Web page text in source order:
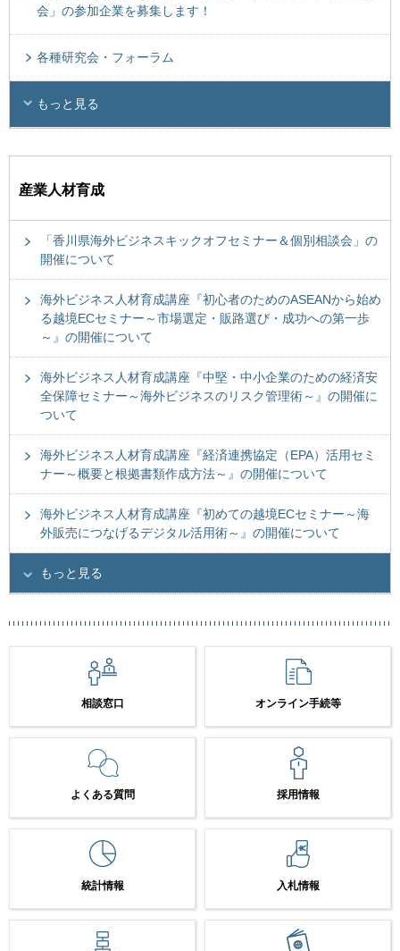
会」の参加企業を募集します！
各種研究会・フォーラム
もっと見る
産業人材育成
「香川県海外ビジネスキックオフセミナー＆個別相談会」の
開催について
海外ビジネス人材育成講座『初心者のためのASEANから始め
る越境ECセミナー～市場選定・販路選び・成功への第一歩
～』の開催について
海外ビジネス人材育成講座『中堅・中小企業のための経済安
全保障セミナー～海外ビジネスのリスク管理術～』の開催に
ついて
海外ビジネス人材育成講座『経済連携協定（EPA）活用セミ
ナー～概要と根拠書類作成方法～』の開催について
海外ビジネス人材育成講座『初めての越境ECセミナー～海
外販売につなげるデジタル活用術～』の開催について
もっと見る
相談窓口 オンライン手続等
よくある質問 採用情報
統計情報 入札情報